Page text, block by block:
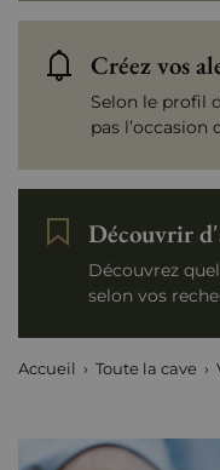
Créez vos
Selon le profil
pas
Découvrir
Découvrez
selon vos
Accueil Toute la cave